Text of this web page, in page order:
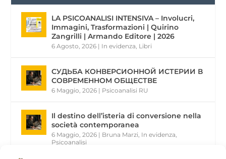
LA PSICOANALISI INTENSIVA – Involucri,
Immagini, Trasformazioni | Quirino
Zangrilli | Armando Editore | 2026
6 Agosto, 2026 | In evidenza Libri
СУДЬБА КОНВЕРСИОННОЙ ИСТЕРИИ В
СОВРЕМЕННОМ ОБЩЕСТВЕ
6 Maggio, 2026 | Psicoanalisi RU
Il destino dell’isteria di conversione nella
società contemporanea
6 Maggio, 2026 | Bruna Marzi In evidenza
Psicoanalisi